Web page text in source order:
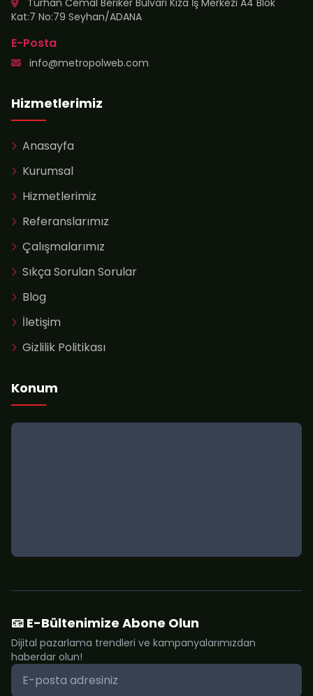
Kat:7 No:79 Seyhan/ADANA
E-Posta
info@metropolweb.com
Hizmetlerimiz
Anasayfa
Kurumsal
Hizmetlerimiz
Referanslarımız
Çalışmalarımız
Sıkça Sorulan Sorular
Blog
İletişim
Gizlilik Politikası
Konum
📧 E-Bültenimize Abone Olun
Dijital pazarlama trendleri ve kampanyalarımızdan
haberdar olun!